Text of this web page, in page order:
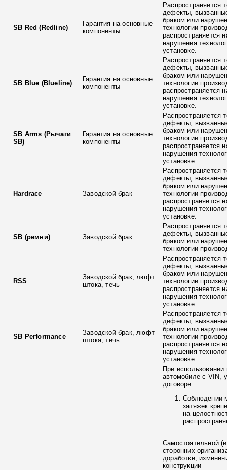
SB Red (Redline)
Гарантия на основные
компоненты
Распространяется
дефекты,
браком или
технологии
распространяется
нарушения
установке.
SB Blue (Blueline)
Гарантия на основные
компоненты
Распространяется
дефекты,
браком или
технологии
распространяется
нарушения
установке.
SB Arms (Рычаги
SB)
Гарантия на основные
компоненты
Распространяется
дефекты,
браком или
технологии
распространяется
нарушения
установке.
Hardrace Заводской брак
Распространяется
дефекты,
браком или
технологии
распространяется
нарушения
установке.
SB (ремни) Заводской брак
Распространяется
дефекты,
браком или
технологии
RSS
Заводской брак, люфт
штока, течь
Распространяется
дефекты,
браком или
технологии
распространяется
нарушения
установке.
SB Performance
Заводской брак, люфт
штока, течь
Распространяется
дефекты,
браком или
технологии
распространяется
нарушения
установке.
При использовании
автомобиле с VIN,
договоре:
Соблюдении
затяжек
на
Самостоятельной
сторонних
доработке,
конструкции